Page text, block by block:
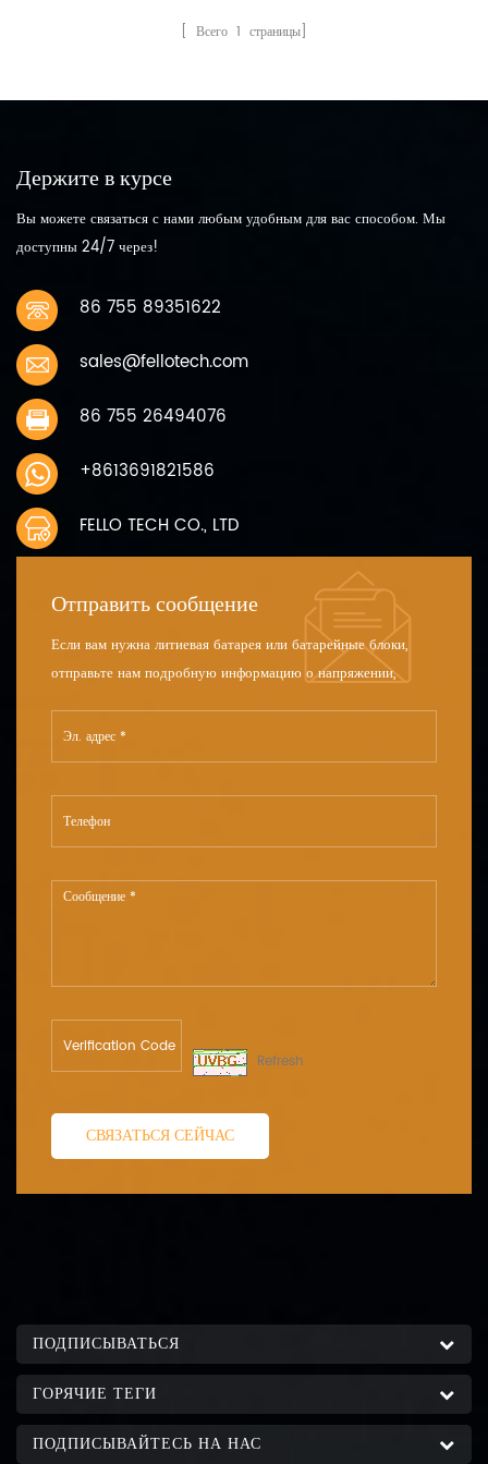
[ Всего 1 страницы]
Держите в курсе
Вы можете связаться с нами любым удобным для вас способом. Мы
доступны 24/7 через!
86 755 89351622
sales@fellotech.com
86 755 26494076
+8613691821586
FELLO TECH CO., LTD
Отправить сообщение
Если вам нужна литиевая батарея или батарейные блоки,
отправьте нам подробную информацию о напряжении,
Refresh
СВЯЗАТЬСЯ СЕЙЧАС
ПОДПИСЫВАТЬСЯ
ГОРЯЧИЕ ТЕГИ
ПОДПИСЫВАЙТЕСЬ НА НАС